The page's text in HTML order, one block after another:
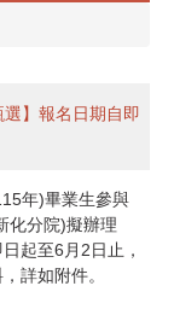
】報名日期自即
年)畢業生參與
化分院)擬辦理
起至6月2日止，
詳如附件。